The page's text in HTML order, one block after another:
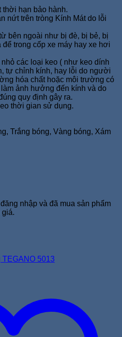
thời hạn bảo hành.
nứt trên tròng Kính Mát do lỗi
bên ngoài như bị đè, bị bẻ, bị
trong cốp xe máy hay xe hơi
các loại keo ( như keo dính
tự chỉnh kính, hay lỗi do người
hóa chất hoặc môi trường có
ảnh hưởng đến kính và do
quy định gây ra.
thời gian sử dụng.
Trắng bóng, Vàng bóng, Xám
nhập và đã mua sản phẩm
giá.